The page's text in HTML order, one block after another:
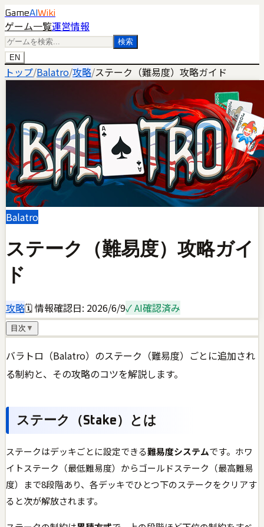
GameAI Wiki
ゲーム一覧運営情報
検索
EN
トップ/Balatro/攻略/ステーク（難易度）攻略ガイド
Balatro
ステーク（難易度）攻略ガイ
ド
攻略🗓 情報確認日: 2026/6/9✓ AI確認済み
目次 ▼
バラトロ（Balatro）のステーク（難易度）ごとに追加され
る制約と、その攻略のコツを解説します。
ステーク（Stake）とは
ステークはデッキごとに設定できる難易度システムです。ホワ
イトステーク（最低難易度）からゴールドステーク（最高難易
度）まで8段階あり、各デッキでひとつ下のステークをクリアす
ると次が解放されます。